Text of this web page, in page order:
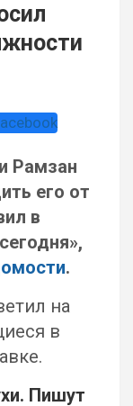
Рамзан
его от
в
.
на
в
Пишут